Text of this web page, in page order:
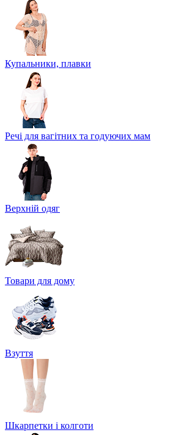
Купальники, плавки
Речі для вагітних та годуючих мам
Верхній одяг
Товари для дому
Взуття
Шкарпетки і колготи